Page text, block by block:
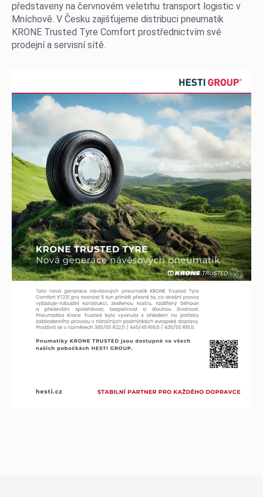
představeny na červnovém veletrhu transport logistic v
Mníchově. V Česku zajišťujeme distribuci pneumatik
KRONE Trusted Tyre Comfort prostřednictvím své
prodejní a servisní sítě.